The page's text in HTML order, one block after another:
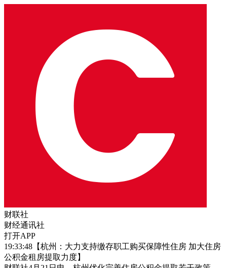
财联社
财经通讯社
打开APP
19:33:48【杭州：大力支持缴存职工购买保障性住房 加大住房
公积金租房提取力度】